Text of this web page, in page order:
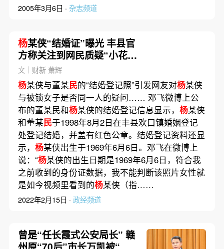
2005年3月6日 · 杂志频道
杨某侠“结婚证”曝光 丰县官
方称关注到网民质疑“小花
梅”身份
文｜财新 萧辉
杨某侠与董某民的“结婚登记照”引发网友对杨某侠
与被锁女子是否同一人的疑问…… 邓飞微博上公
布的董某民和杨某侠的结婚登记信息显示， 杨某侠
和董某民于1998年8月2日在丰县欢口镇婚姻登记
处登记结婚，并盖有红色公章。结婚登记资料还显
示， 杨某侠出生于1969年6月6日。邓飞在微博上
说：“杨某侠的出生日期是1969年6月6日，符合我
之前收到的身份证数据，我不能判断该照片女性就
是如今视频里看到的杨某侠（指……
2022年2月15日 · 政经频道
曾是“任长霞式公安局长” 赣